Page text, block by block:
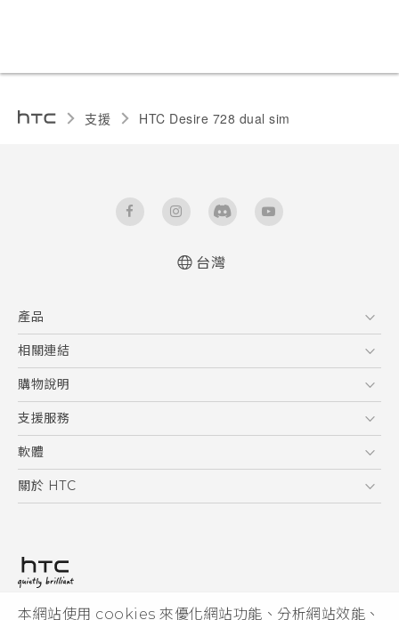
本網站使用 cookies 來優化網站功能、分析網站效能、
支援 HTC Desire 728 dual sim‎
English - User manual
台灣
產品
5G
智慧型手機
配件
相關連結
HTC Research
購物說明
購物須知
訂單管理
付款方式
支援服務
到府收送維修服務
服務中心資訊
客戶服務佈告欄
軟體
應用程式
HTC Sync Manager
關於 HTC
投資人
© 2011-2026 HTC Corporation